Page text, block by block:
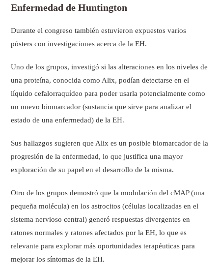
Enfermedad de Huntington
Durante el congreso también estuvieron expuestos varios
pósters con investigaciones acerca de la EH.
Uno de los grupos, investigó si las alteraciones en los niveles de
una proteína, conocida como Alix, podían detectarse en el
líquido cefalorraquídeo para poder usarla potencialmente como
un nuevo biomarcador (sustancia que sirve para analizar el
estado de una enfermedad) de la EH.
Sus hallazgos sugieren que Alix es un posible biomarcador de la
progresión de la enfermedad, lo que justifica una mayor
exploración de su papel en el desarrollo de la misma.
Otro de los grupos demostró que la modulación del cMAP (una
pequeña molécula) en los astrocitos (células localizadas en el
sistema nervioso central) generó respuestas divergentes en
ratones normales y ratones afectados por la EH, lo que es
relevante para explorar más oportunidades terapéuticas para
mejorar los síntomas de la EH.